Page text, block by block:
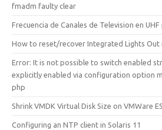
fmadm faulty clear
Frecuencia de Canales de Television en
How to reset/recover Integrated Lights Out
Error: It is not possible to switch enabled
explicitly enabled via configuration option
php
Shrink VMDK Virtual Disk Size on VMWare
Configuring an NTP client in Solaris 11